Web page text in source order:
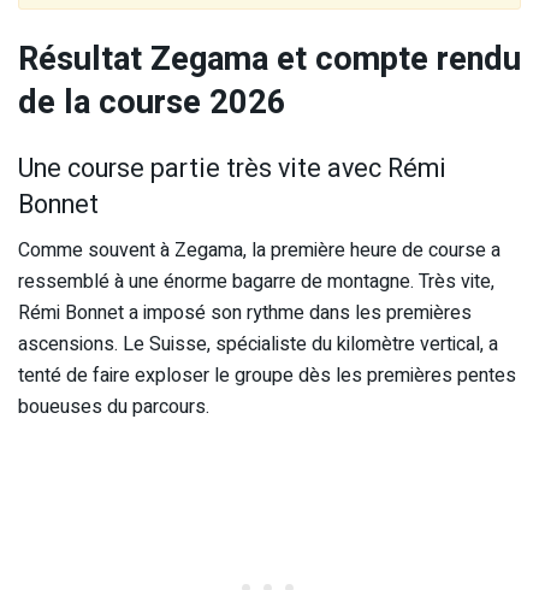
Résultat Zegama et compte rendu
de la course 2026
Une course partie très vite avec Rémi
Bonnet
Comme souvent à Zegama, la première heure de course a
ressemblé à une énorme bagarre de montagne. Très vite,
Rémi Bonnet a imposé son rythme dans les premières
ascensions. Le Suisse, spécialiste du kilomètre vertical, a
tenté de faire exploser le groupe dès les premières pentes
boueuses du parcours.